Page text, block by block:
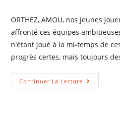
ORTHEZ, AMOU, nos jeunes
affronté ces équipes
n'étant joué à la mi-temps de
progrès certes, mais toujours
Continuer La Lecture